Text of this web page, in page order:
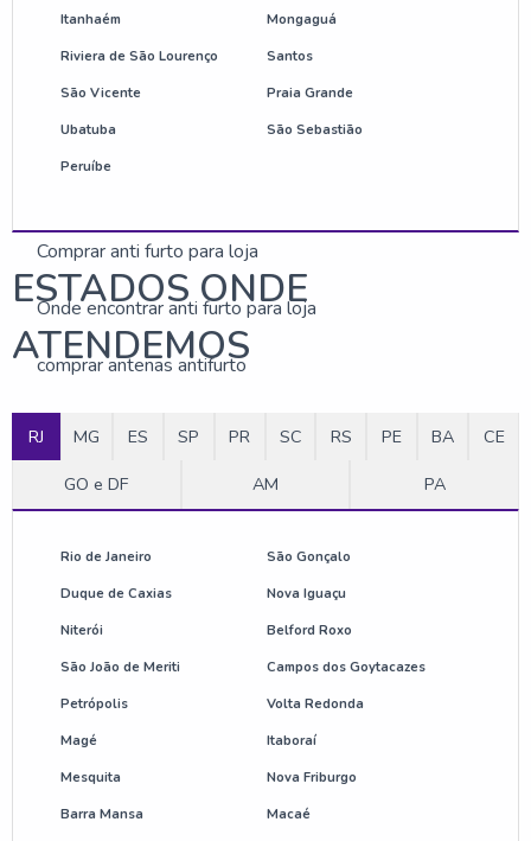
Sensor de loja antifurto
Anti furto para loja
Comprar anti furto para loja
Onde encontrar anti furto para loja
comprar antenas antifurto
empresa de etiqueta antifurto
preço de etiqueta de alarme
antena anti roubo preço
etiqueta mini tag para roupas
bolacha antifurto preço
Itanhaém Mongaguá
Riviera de São Lourenço Santos
São Vicente Praia Grande
Ubatuba São Sebastião
Peruíbe
ESTADOS ONDE
ATENDEMOS
RJ MG ES SP PR SC RS PE BA
CE
GO e DF
AM PA
Rio de Janeiro São Gonçalo
Duque de Caxias Nova Iguaçu
Niterói Belford Roxo
São João de Meriti Campos dos Goytacazes
Petrópolis Volta Redonda
Magé Itaboraí
Mesquita Nova Friburgo
Barra Mansa Macaé